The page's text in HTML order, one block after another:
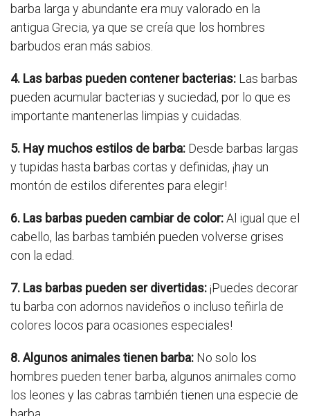
barba larga y abundante era muy valorado en la
antigua Grecia, ya que se creía que los hombres
barbudos eran más sabios.
4. Las barbas pueden contener bacterias: Las barbas
pueden acumular bacterias y suciedad, por lo que es
importante mantenerlas limpias y cuidadas.
5. Hay muchos estilos de barba: Desde barbas largas
y tupidas hasta barbas cortas y definidas, ¡hay un
montón de estilos diferentes para elegir!
6. Las barbas pueden cambiar de color:Al igual que el
cabello, las barbas también pueden volverse grises
con la edad.
7. Las barbas pueden ser divertidas:¡Puedes decorar
tu barba con adornos navideños o incluso teñirla de
colores locos para ocasiones especiales!
8. Algunos animales tienen barba: No solo los
hombres pueden tener barba, algunos animales como
los leones y las cabras también tienen una especie de